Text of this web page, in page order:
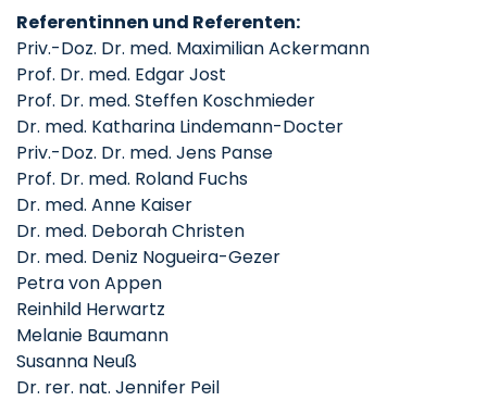
Referentinnen und Referenten:
Priv.-Doz. Dr. med. Maximilian Ackermann
Prof. Dr. med. Edgar Jost
Prof. Dr. med. Steffen Koschmieder
Dr. med. Katharina Lindemann-Docter
Priv.-Doz. Dr. med. Jens Panse
Prof. Dr. med. Roland Fuchs
Dr. med. Anne Kaiser
Dr. med. Deborah Christen
Dr. med. Deniz Nogueira-Gezer
Petra von Appen
Reinhild Herwartz
Melanie Baumann
Susanna Neuß
Dr. rer. nat. Jennifer Peil